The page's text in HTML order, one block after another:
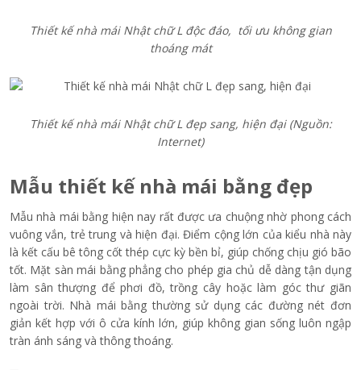
Thiết kế nhà mái Nhật chữ L độc đáo, tối ưu không gian
thoáng mát
Thiết kế nhà mái Nhật chữ L đẹp sang, hiện đại (Nguồn:
Internet)
Mẫu thiết kế nhà mái bằng đẹp
Mẫu nhà mái bằng hiện nay rất được ưa chuộng nhờ phong cách
vuông vắn, trẻ trung và hiện đại. Điểm cộng lớn của kiểu nhà này
là kết cấu bê tông cốt thép cực kỳ bền bỉ, giúp chống chịu gió bão
tốt. Mặt sàn mái bằng phẳng cho phép gia chủ dễ dàng tận dụng
làm sân thượng để phơi đồ, trồng cây hoặc làm góc thư giãn
ngoài trời. Nhà mái bằng thường sử dụng các đường nét đơn
giản kết hợp với ô cửa kính lớn, giúp không gian sống luôn ngập
tràn ánh sáng và thông thoáng.